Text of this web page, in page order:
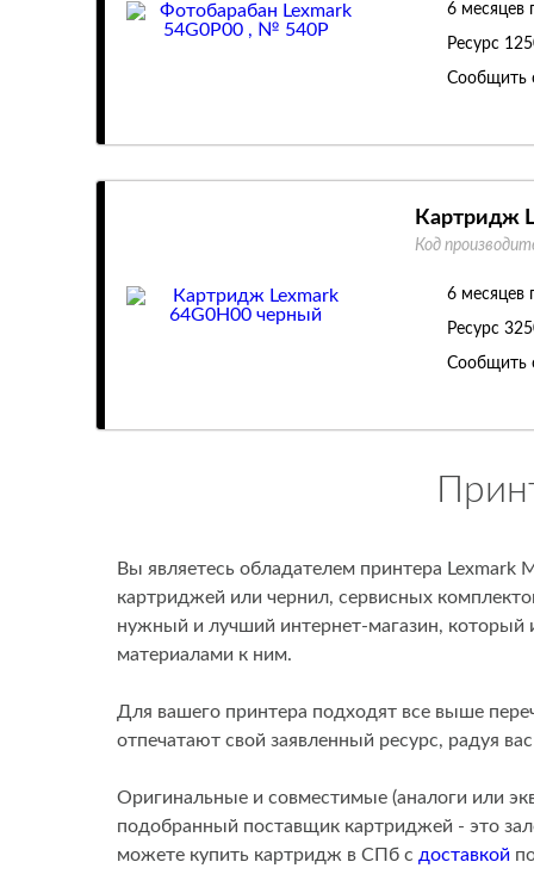
6 месяцев
Ресурс
Сообщить
Картридж
Код
6 месяцев
Ресурс
Сообщить
Вы являетесь обладателем принтера
картриджей или чернил, сервисных
нужный и лучший интернет-магазин,
материалами к ним.
Для вашего принтера подходят все выше
отпечатают свой заявленный ресурс, радуя
Оригинальные и совместимые (аналоги или
подобранный поставщик картриджей - это
можете купить картридж в СПб с доставкой